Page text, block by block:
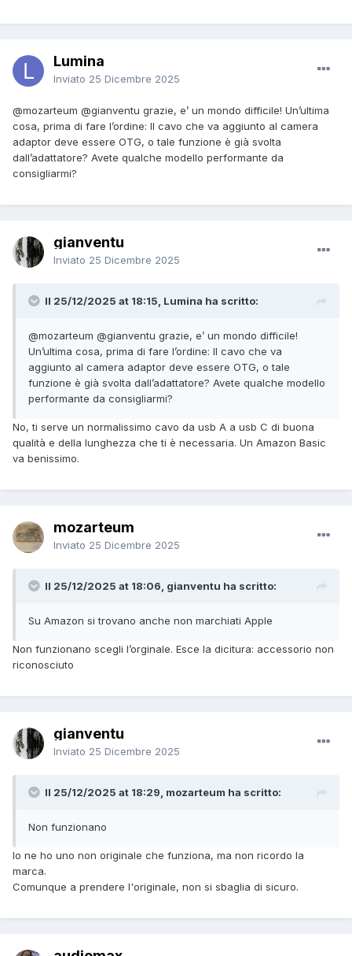
Lumina
Inviato 25 Dicembre 2025
@mozarteum @gianventu grazie, e’ un mondo difficile! Un’ultima
cosa, prima di fare l’ordine: Il cavo che va aggiunto al camera
adaptor deve essere OTG, o tale funzione è già svolta
dall’adattatore? Avete qualche modello performante da
consigliarmi?
gianventu
Inviato 25 Dicembre 2025
Il 25/12/2025 at 18:15, Lumina ha scritto:
@mozarteum @gianventu grazie, e’ un mondo difficile!
Un’ultima cosa, prima di fare l’ordine: Il cavo che va
aggiunto al camera adaptor deve essere OTG, o tale
funzione è già svolta dall’adattatore? Avete qualche modello
performante da consigliarmi?
No, ti serve un normalissimo cavo da usb A a usb C di buona
qualità e della lunghezza che ti è necessaria. Un Amazon Basic
va benissimo.
mozarteum
Inviato 25 Dicembre 2025
Il 25/12/2025 at 18:06, gianventu ha scritto:
Su Amazon si trovano anche non marchiati Apple
Non funzionano scegli l’orginale. Esce la dicitura: accessorio non
riconosciuto
gianventu
Inviato 25 Dicembre 2025
Il 25/12/2025 at 18:29, mozarteum ha scritto:
Non funzionano
Io ne ho uno non originale che funziona, ma non ricordo la
marca.
Comunque a prendere l'originale, non si sbaglia di sicuro.